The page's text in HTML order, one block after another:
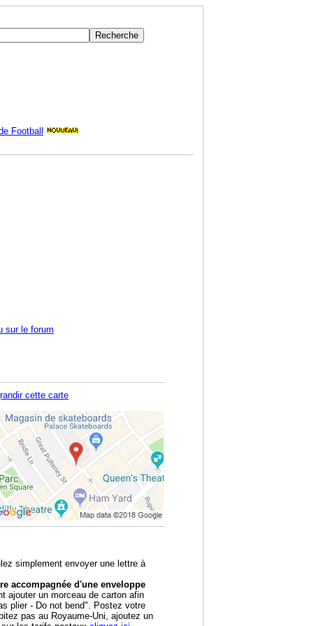
Football
sur le forum
cette carte
simplement envoyer une lettre à
accompagnée d'une enveloppe
ajouter un morceau de carton afin
plier - Do not bend". Postez votre
pas au Royaume-Uni, ajoutez un